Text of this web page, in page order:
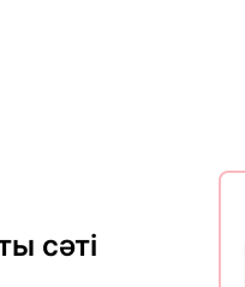
сәті